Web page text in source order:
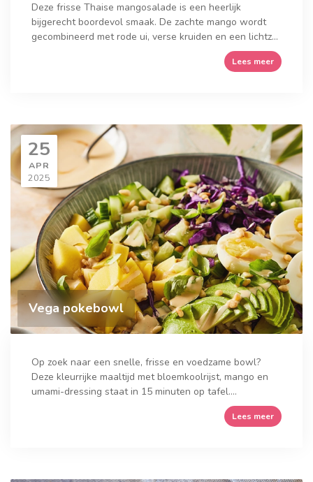
Deze frisse Thaise mangosalade is een heerlijk
bijgerecht boordevol smaak. De zachte mango wordt
gecombineerd met rode ui, verse kruiden en een lichtz...
Lees meer
25
APR
2025
Vega pokebowl
Op zoek naar een snelle, frisse en voedzame bowl?
Deze kleurrijke maaltijd met bloemkoolrijst, mango en
umami-dressing staat in 15 minuten op tafel....
Lees meer